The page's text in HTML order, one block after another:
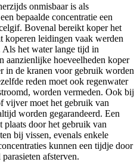
onmisbaar is als
bepaalde concentratie een
Bovenal bereikt koper het
koperen leidingen vaak werden
het water lange tijd in
hoeveelheden koper
in de kranen voor gebruik worden
reden moet ook regenwater
worden vermeden. Ook bij
vijver moet het gebruik van
worden gegarandeerd. Een
plaats door het gebruik van
bij vissen, evenals enkele
kunnen een tijdje door
afsterven.